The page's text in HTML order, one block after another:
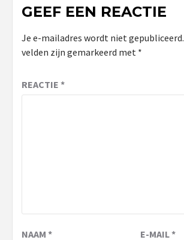
GEEF EEN REACTIE
Je e-mailadres wordt niet gepubliceerd.
velden zijn gemarkeerd met *
REACTIE *
NAAM * E-MAIL*